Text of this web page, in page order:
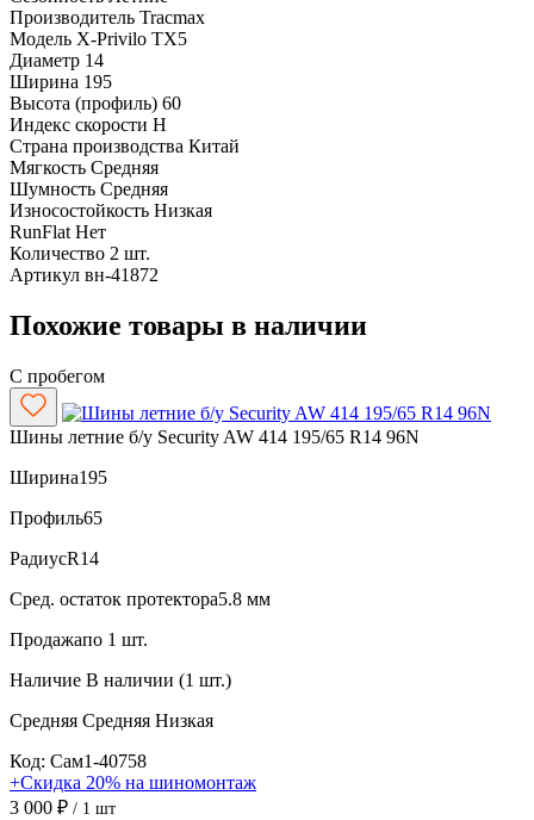
Производитель Tracmax
Модель X-Privilo TX5
Диаметр 14
Ширина 195
Высота (профиль) 60
Индекс скорости H
Страна производства Китай
Мягкость Средняя
Шумность Средняя
Износостойкость Низкая
RunFlat Нет
Количество 2 шт.
Артикул вн-41872
Похожие товары в наличии
С пробегом
Шины летние б/у Security AW 414 195/65 R14 96N
Ширина195
Профиль65
РадиусR14
Сред. остаток протектора5.8 мм
Продажапо 1 шт.
Наличие В наличии (1 шт.)
Средняя Средняя Низкая
Код: Сам1-40758
+Скидка 20% на шиномонтаж
3 000 ₽ / 1 шт